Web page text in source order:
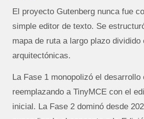
El proyecto Gutenberg nunca fue
simple editor de texto. Se
mapa de ruta a largo plazo dividido
arquitectónicas.
La Fase 1 monopolizó el desarrollo
reemplazando a TinyMCE con el
inicial. La Fase 2 dominó desde